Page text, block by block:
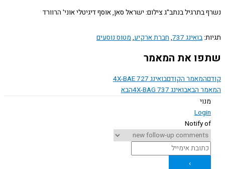
בתרגיל בנתב"ג צילום: ישראל סאן, אוסף דיגיטלי אוני' הרוורד
בואינג 737 , חברת ארקיע,מטוס נוסעים
את המאמר
המאמר הקודםבואינג 4X-BAE 727
הבאבואינג 4X-BAG 737
הבא
Notify